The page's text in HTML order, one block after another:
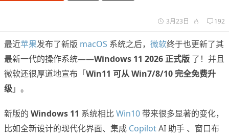
3月23日 192
最近苹果发布了新版 macOS 系统之后， 微软终于也更新了其
最新一代的操作系统——Windows 11 2026 正式版 了！并且
微软还很厚道地宣布「Win11 可从 Win7/8/10 完全免费升
级」。
新版的 Windows 11 系统相比 Win10带来很多显著的变化，
比如全新设计的现代化界面、集成 CopilotAI 助手 、窗口布